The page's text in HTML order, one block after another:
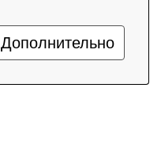
Дополнительно